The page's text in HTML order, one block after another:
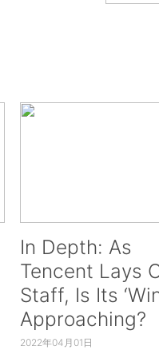
In Depth: As
Tencent Lays
Staff, Is Its
Approaching?
2022年04月01日